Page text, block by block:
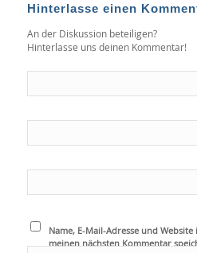
Hinterlasse einen
An der Diskussion beteiligen?
Hinterlasse uns deinen Kommentar!
Name, E-Mail-Adresse und
meinen nächsten Kommentar